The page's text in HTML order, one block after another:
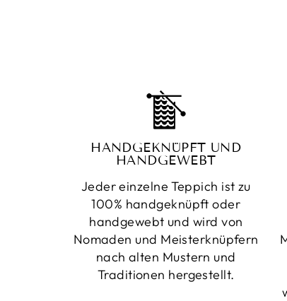
HANDGEKNÜPFT UND
HANDGEWEBT
Jeder einzelne Teppich ist zu
100% handgeknüpft oder
handgewebt und wird von
Nomaden und Meisterknüpfern
nach alten Mustern und
Traditionen hergestellt.